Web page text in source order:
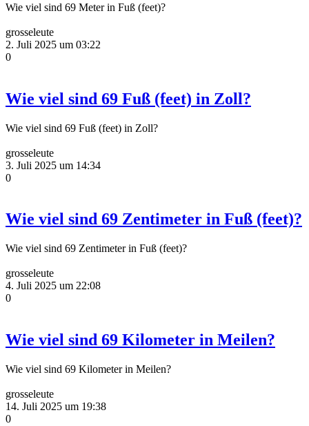
Wie viel sind 69 Meter in Fuß (feet)?
grosseleute
2. Juli 2025 um 03:22
0
Wie viel sind 69 Fuß (feet) in Zoll?
Wie viel sind 69 Fuß (feet) in Zoll?
grosseleute
3. Juli 2025 um 14:34
0
Wie viel sind 69 Zentimeter in Fuß (feet)?
Wie viel sind 69 Zentimeter in Fuß (feet)?
grosseleute
4. Juli 2025 um 22:08
0
Wie viel sind 69 Kilometer in Meilen?
Wie viel sind 69 Kilometer in Meilen?
grosseleute
14. Juli 2025 um 19:38
0